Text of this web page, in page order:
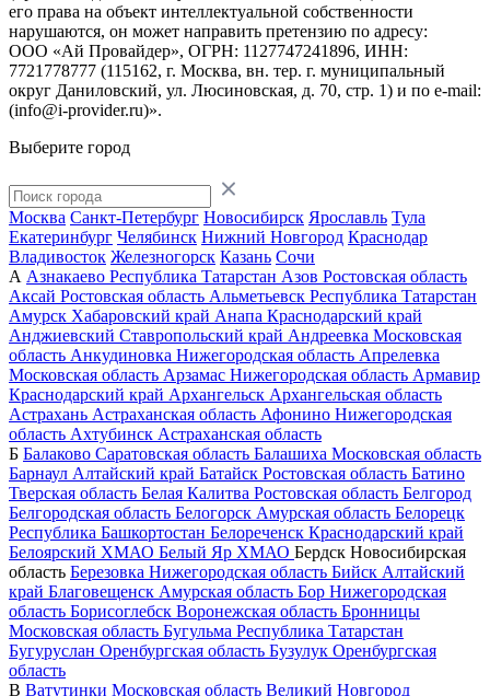
его права на объект интеллектуальной собственности
нарушаются, он может направить претензию по адресу:
ООО «Ай Провайдер», ОГРН: 1127747241896, ИНН:
7721778777 (115162, г. Москва, вн. тер. г. муниципальный
округ Даниловский, ул. Люсиновская, д. 70, стр. 1) и по e-mail:
(info@i-provider.ru)».
Выберите город
Москва Санкт-Петербург Новосибирск Ярославль Тула
Екатеринбург Челябинск Нижний Новгород Краснодар
Владивосток Железногорск Казань Сочи
А Азнакаево Республика Татарстан Азов Ростовская область
Аксай Ростовская область Альметьевск Республика Татарстан
Амурск Хабаровский край Анапа Краснодарский край
Анджиевский Ставропольский край Андреевка Московская
область Анкудиновка Нижегородская область Апрелевка
Московская область Арзамас Нижегородская область Армавир
Краснодарский край Архангельск Архангельская область
Астрахань Астраханская область Афонино Нижегородская
область Ахтубинск Астраханская область
Б Балаково Саратовская область Балашиха Московская область
Барнаул Алтайский край Батайск Ростовская область Батино
Тверская область Белая Калитва Ростовская область Белгород
Белгородская область Белогорск Амурская область Белорецк
Республика Башкортостан Белореченск Краснодарский край
Белоярский ХМАО Белый Яр ХМАО Бердск Новосибирская
область Березовка Нижегородская область Бийск Алтайский
край Благовещенск Амурская область Бор Нижегородская
область Борисоглебск Воронежская область Бронницы
Московская область Бугульма Республика Татарстан
Бугуруслан Оренбургская область Бузулук Оренбургская
область
В Ватутинки Московская область Великий Новгород